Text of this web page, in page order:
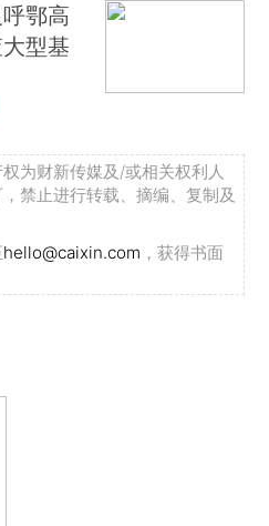
鄂高
型基
为财新传媒及/或相关权利人
禁止进行转载、摘编、复制及
hello@caixin.com ，获得书面